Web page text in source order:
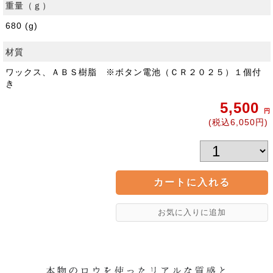
重量（ｇ）
680 (g)
材質
ワックス、ＡＢＳ樹脂 ※ボタン電池（ＣＲ２０２５）１個付
き
5,500 円
(税込6,050円)